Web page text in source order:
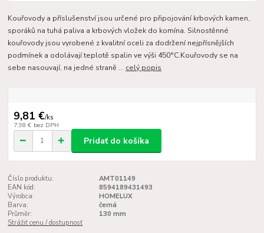
Kouřovody a příslušenství jsou určené pro připojování krbových kamen,
sporáků na tuhá paliva a krbových vložek do komína. Silnostěnné
kouřovody jsou vyrobené z kvalitní oceli za dodržení nejpřísnějších
podmínek a odolávají teplotě spalin ve výši 450°C.Kouřovody se na
sebe nasouvají, na jedné straně ... celý popis
9,81 €/ks
7,98 € bez DPH
Pridať do košíka
Číslo produktu:
AMT01149
EAN kód:
8594189431493
Výrobca:
HOMELUX
Barva:
černá
Průměr:
130 mm
Strážiť cenu / dostupnosť